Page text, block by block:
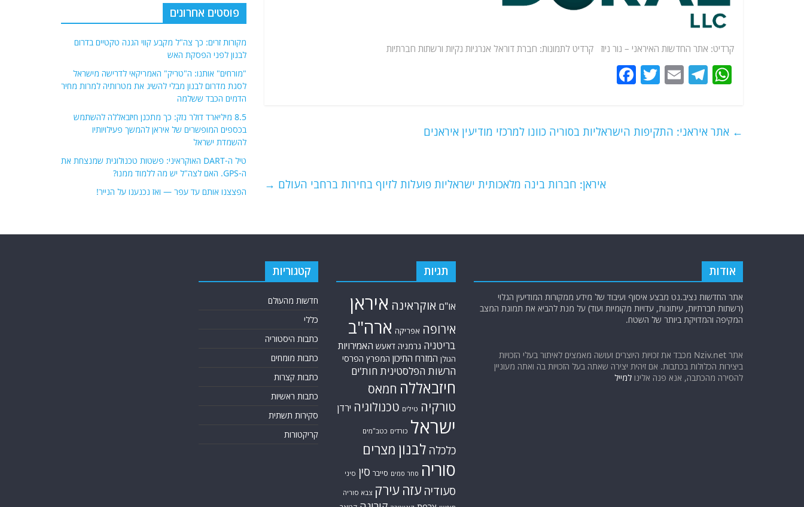
קרדיט: אתר החדשות האיראני – נור ניוז קרדיט לתמונות: חברת דוראל אנרגיות נקיות ורשתות חברתיות
W
s
T
g
E
l
T
er
e
o
← אתר איראני: התקיפות הישראליות בסוריה כוונו למרכזי מודיעין איראנים
איראן: חברות בינה מלאכותית ישראליות פועלות לזיוף בחירות ברחבי העולם →
פוסטים אחרונים
מקורות זרים: כך צה"ל מקבע קווי הגנה טקטיים בדרום
לבנון לפני הפסקת האש
"מורחים" אותנו: ה"טריק" האמריקאי לדרישה מישראל
לסגת מדרום לבנון מבלי להשיג את מטרותיה למרות מחיר
הדמים הכבד ששלמה
8.5 מיליארד דולר נזק: כך מתכנן חיזבאללה להשתמש
בכספים המופשרים של איראן להמשך פעילויותיו
להשמדת ישראל
טיל ה-DART האוקראיני: פשטות טכנולוגית שמנצחת את
ה-GPS. האם לצה"ל יש מה ללמוד ממנו?
הפצצנו אותם עד עפר — ואז נכנענו על הנייר!
אודות
אתר החדשות נציב.נט מבצע איסוף ועיבוד של מידע ממקורות המודיעין הגלוי
(רשתות חברתיות, עיתונות, עדויות מקומיות ועוד) על מנת להביא את תמונת המצב
המקיפה והמדויקת ביותר של השטח.
אתר Nziv.net מכבד את זכויות היוצרים ועושה מאמצים לאיתור בעלי הזכויות
ביצירות הכלולות בכתבות. אם זיהית יצירה שאתה בעל הזכויות בה ואתה מעוניין
להסירה מהכתבה, אנא פנה אלינו למייל
תגיות
או"ם אוקראינה איראן
אירופה אפריקה ארה"ב
בריטניה גרמניה דאעש האמירויות
הגולן המזרח התיכון המפרץ הפרסי
הרשות הפלסטינית חות'ים
חיזבאללה חמאס
טורקיה טילים טכנולוגיה ירדן
ישראל כורדים כטב"מים
כלכלה לבנון מצרים
סוריה סחר סמים סייבר סין סיני
סעודיה עזה עירק צבא סוריה
קטגוריות
חדשות מהעולם
כללי
כתבות היסטוריה
כתבות מומחים
כתבות קצרות
כתבות ראשיות
סקירות תשתית
קריקטורות